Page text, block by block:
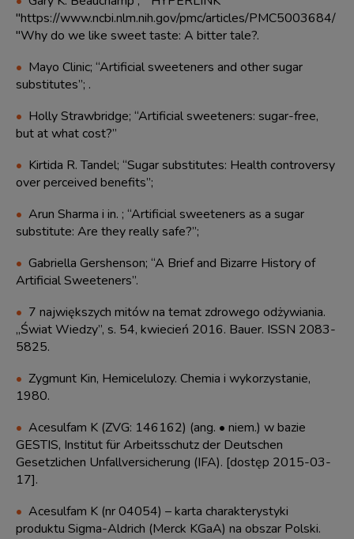
"https://www.ncbi.nlm.nih.gov/pmc/articles/PMC5003684/
"Why do we like sweet taste: A bitter tale?.
Mayo Clinic; “Artificial sweeteners and other sugar
substitutes”; .
Holly Strawbridge; “Artificial sweeteners: sugar-free,
but at what cost?”
Kirtida R. Tandel; “Sugar substitutes: Health controversy
over perceived benefits”;
Arun Sharma i in. ; “Artificial sweeteners as a sugar
substitute: Are they really safe?”;
Gabriella Gershenson; “A Brief and Bizarre History of
Artificial Sweeteners”.
7 największych mitów na temat zdrowego odżywiania.
„Świat Wiedzy”, s. 54, kwiecień 2016. Bauer. ISSN 2083-
5825.
Zygmunt Kin, Hemicelulozy. Chemia i wykorzystanie,
1980.
Acesulfam K (ZVG: 146162) (ang. • niem.) w bazie
GESTIS, Institut für Arbeitsschutz der Deutschen
Gesetzlichen Unfallversicherung (IFA). [dostęp 2015-03-
17].
Acesulfam K (nr 04054) – karta charakterystyki
produktu Sigma-Aldrich (Merck KGaA) na obszar Polski.